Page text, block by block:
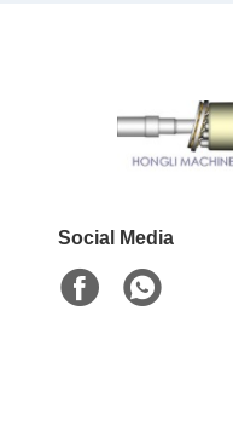
Social Media